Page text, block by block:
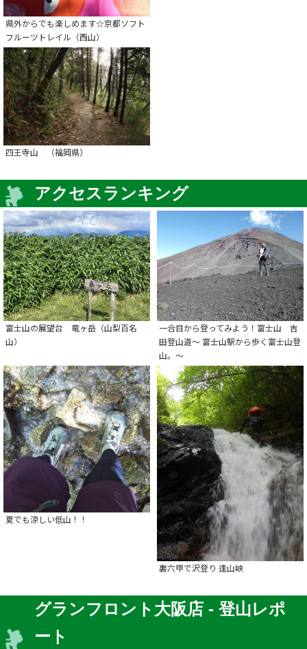
県外からでも楽しめます☆京都ソフト
フルーツトレイル（西山）
四王寺山 （福岡県）
アクセスランキング
富士山の展望台 竜ヶ岳（山梨百名
山）
一合目から登ってみよう！富士山 吉
田登山道～ 富士山駅から歩く富士山登
山。～
夏でも涼しい低山！！
裏六甲で沢登り 逢山峡
グランフロント大阪店 - 登山レポ
ート